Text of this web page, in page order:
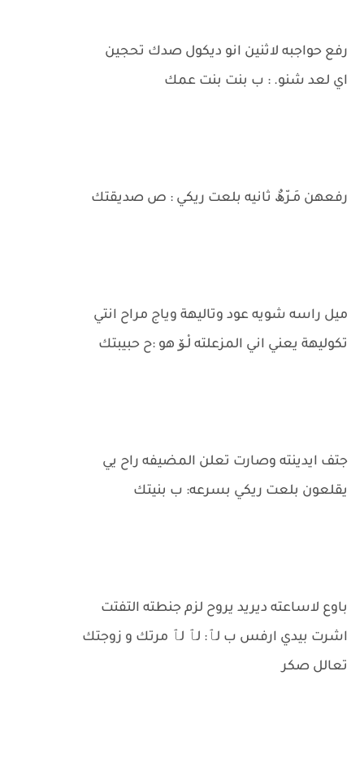
رفع حواجبه لاثنين انو ديكول صدك تحجين
اي لعد شنو. : ب بنت بنت عمك
رفعهن مَـرّھٌ ثانيه بلعت ريكي : ص صديقتك
ميل راسه شويه عود وتاليهة وياج مراح انتي
تكوليهة يعني اني المزعلته لْـۆ هو :ح حبيبتك
جتف ايدينته وصارت تعلن المضيفه راح يي
يقلعون بلعت ريكي بسرعه: ب بنيتك
باوع لاساعته ديريد يروح لزم جنطته التفتت
اشرت بيدي ارفس ب لٱ: لٱ لٱ مرتك و زوجتك
تعالل صكر